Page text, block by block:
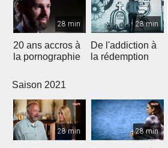
28 min
20 ans accros à
la pornographie
28 min
De l'addiction à
la rédemption
Saison 2021
28 min 28 min